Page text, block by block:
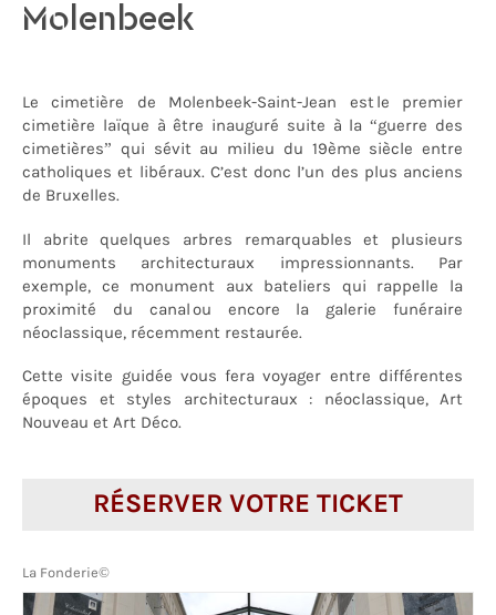
Molenbeek
Le cimetière de Molenbeek-Saint-Jean est le premier
cimetière laïque à être inauguré suite à la “guerre des
cimetières” qui sévit au milieu du 19ème siècle entre
catholiques et libéraux. C’est donc l’un des plus anciens
de Bruxelles.
Il abrite quelques arbres remarquables et plusieurs
monuments architecturaux impressionnants. Par
exemple, ce monument aux bateliers qui rappelle la
proximité du canal ou encore la galerie funéraire
néoclassique, récemment restaurée.
Cette visite guidée vous fera voyager entre différentes
époques et styles architecturaux : néoclassique, Art
Nouveau et Art Déco.
RÉSERVER VOTRE TICKET
La Fonderie©